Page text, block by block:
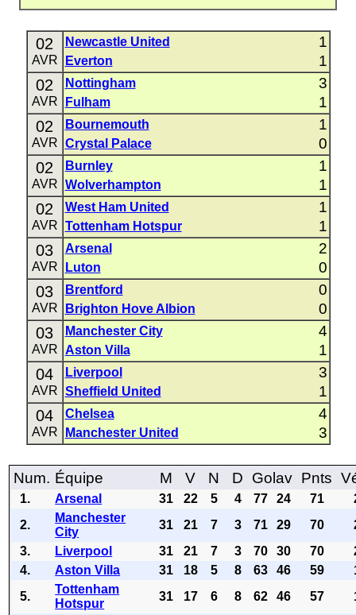
02
AVR
Newcastle United 1
Everton 1
02
AVR
Nottingham 3
Fulham 1
02
AVR
Bournemouth 1
Crystal Palace 0
02
AVR
Burnley 1
Wolverhampton 1
02
AVR
West Ham United 1
Tottenham Hotspur 1
03
AVR
Arsenal 2
Luton 0
03
AVR
Brentford 0
Brighton Hove Albion 0
03
AVR
Manchester City 4
Aston Villa 1
04
AVR
Liverpool 3
Sheffield United 1
04
AVR
Chelsea 4
Manchester United 3
Num. Équipe M V N D Golav Pnts
1. Arsenal 31 22 5 4 77 24 71
2.
Manchester
City
31 21 7 3 71 29 70
3.
Liverpool 31 21 7 3 70 30 70
4.
Aston Villa 31 18 5 8 63 46 59
5.
Tottenham
Hotspur
31 17 6 8 62 46 57